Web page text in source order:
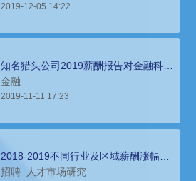
2019-12-05 14:22
知名猎头公司2019薪酬报告对金融科技
行的人才洞察
金融
2019-11-11 17:23
2018-2019不同行业及区域薪酬涨幅特
点以及企业招聘建议
招聘 人才市场研究